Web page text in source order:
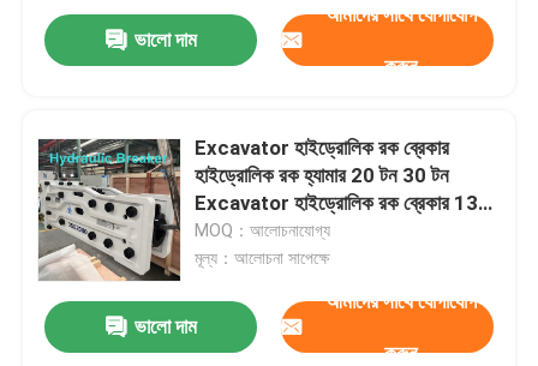
ভালো দাম
আমাদের সাথে যোগাযোগ
করুন
Excavator হাইড্রোলিক রক ব্রেকার
হাইড্রোলিক রক হ্যামার 20 টন 30 টন
Excavator হাইড্রোলিক রক ব্রেকার 135
মিমি প্রশস্ত Chisel HB20G ভাল পরিমাণ
গরম বিক্রয়
MOQ：আলোচনাযোগ্য
মূল্য：আলোচনা সাপেক্ষে
ভালো দাম
আমাদের সাথে যোগাযোগ
করুন